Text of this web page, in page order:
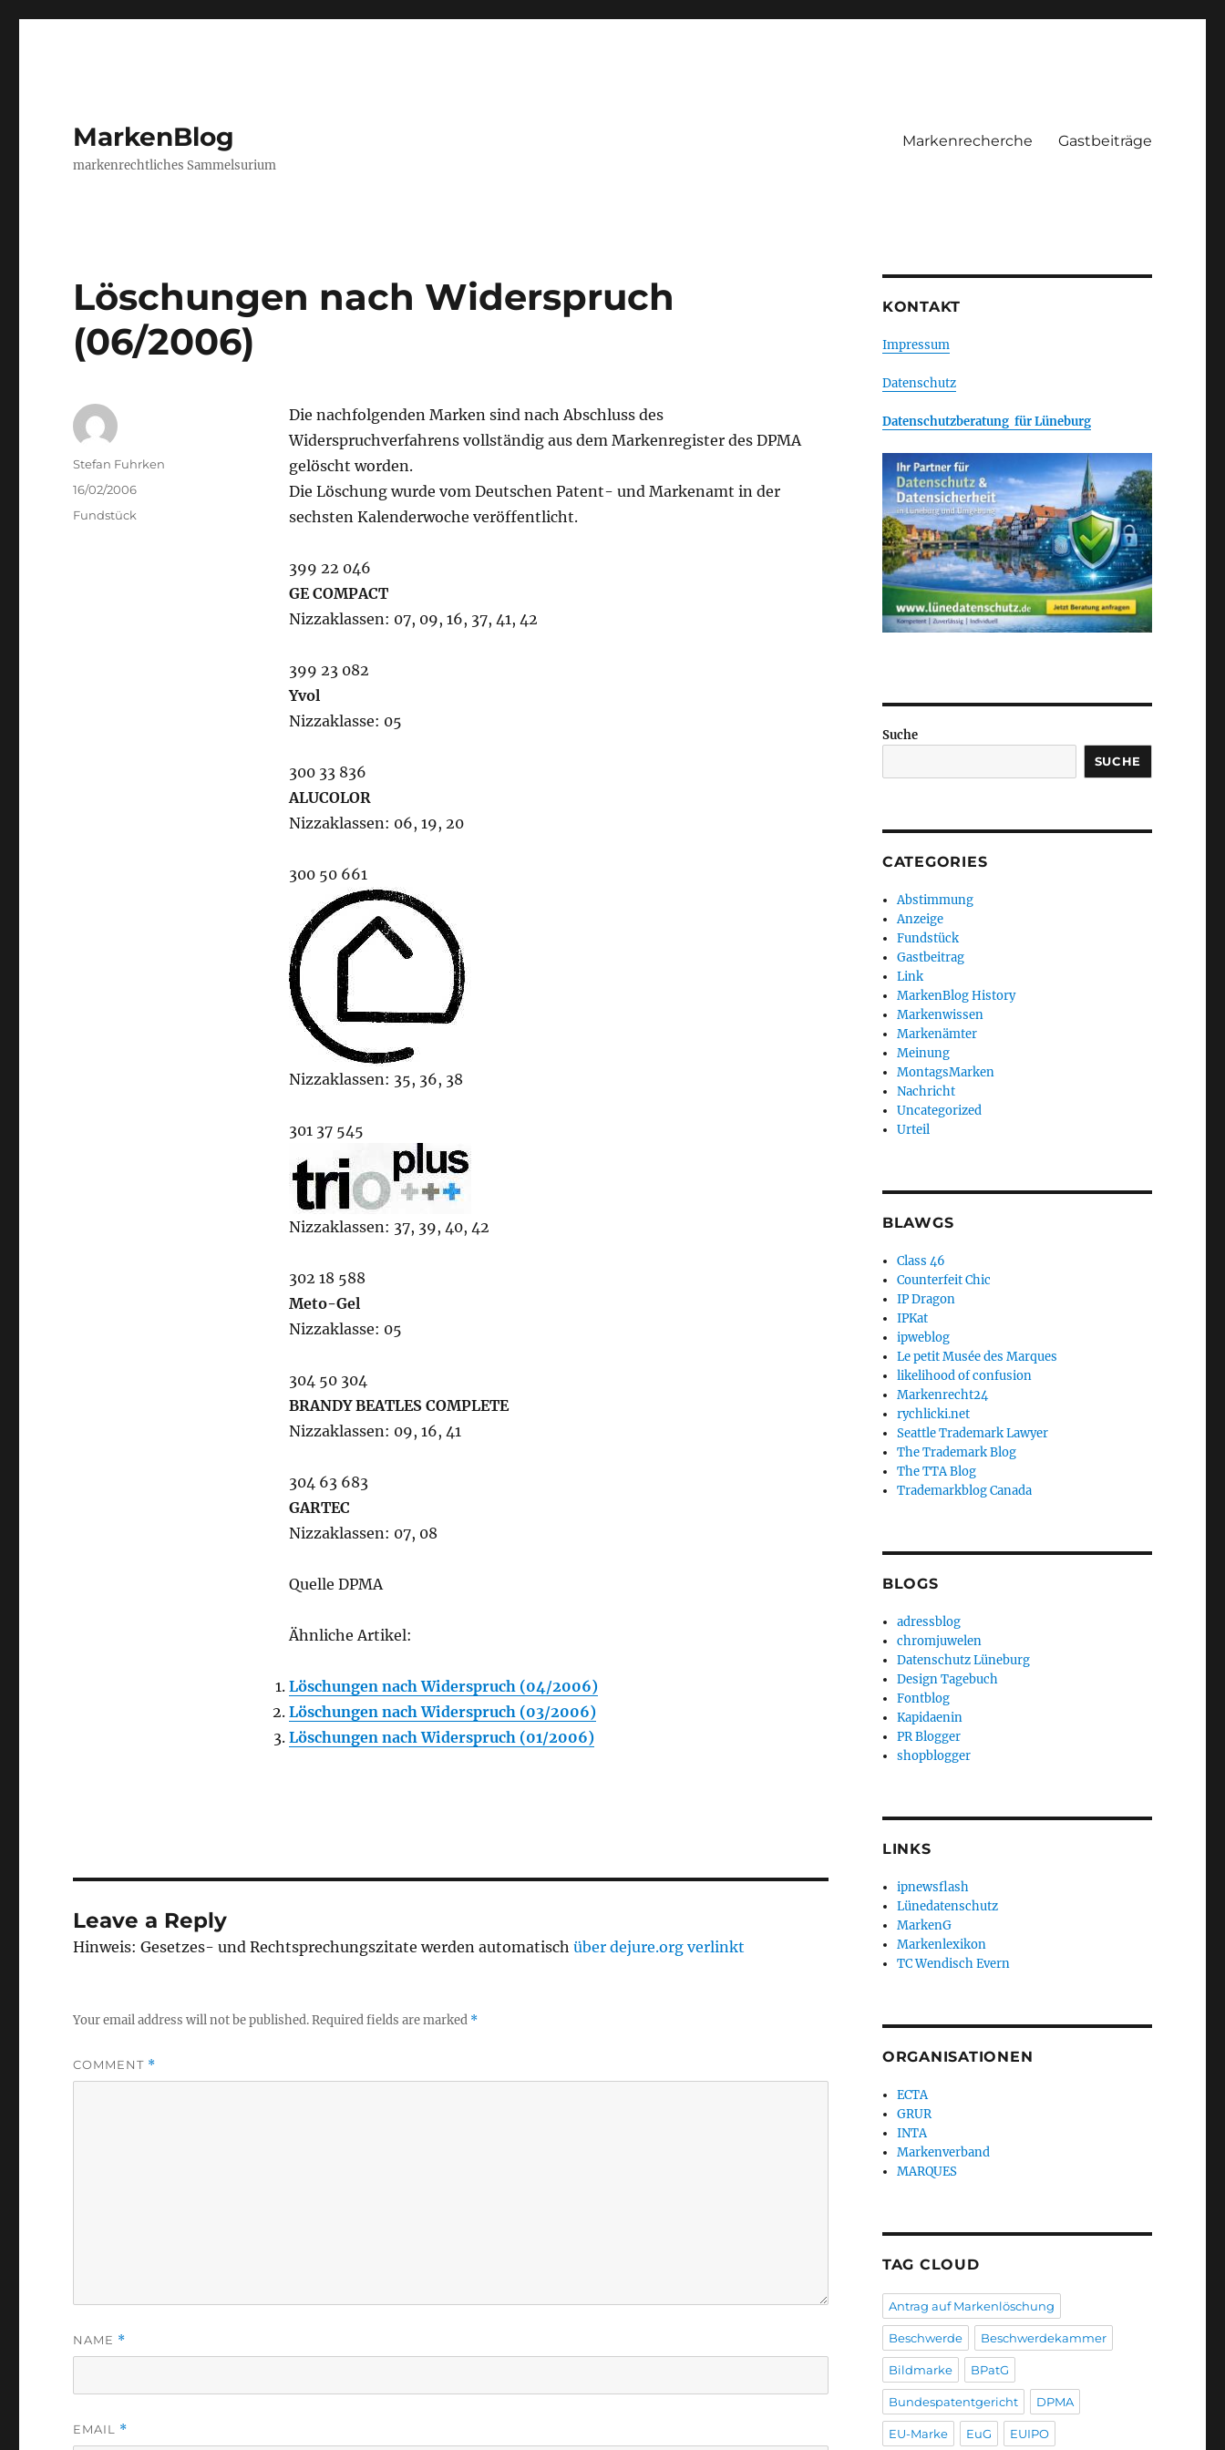
MarkenBlog
markenrechtliches Sammelsurium
Markenrecherche Gastbeiträge
Löschungen nach Widerspruch
(06/2006)
Die nachfolgenden Marken sind nach Abschluss des
Widerspruchverfahrens vollständig aus dem Markenregister des DPMA
gelöscht worden.
Die Löschung wurde vom Deutschen Patent- und Markenamt in der
sechsten Kalenderwoche veröffentlicht.
399 22 046
GE COMPACT
Nizzaklassen: 07, 09, 16, 37, 41, 42
399 23 082
Yvol
Nizzaklasse: 05
300 33 836
ALUCOLOR
Nizzaklassen: 06, 19, 20
300 50 661
Nizzaklassen: 35, 36, 38
301 37 545
Nizzaklassen: 37, 39, 40, 42
302 18 588
Meto-Gel
Nizzaklasse: 05
304 50 304
BRANDY BEATLES COMPLETE
Nizzaklassen: 09, 16, 41
304 63 683
GARTEC
Nizzaklassen: 07, 08
Quelle DPMA
Ähnliche Artikel:
Löschungen nach Widerspruch (04/2006)
Löschungen nach Widerspruch (03/2006)
Löschungen nach Widerspruch (01/2006)
Author
Stefan Fuhrken
Posted
16/02/2006
Categories
Fundstück
Leave a Reply
Hinweis: Gesetzes- und Rechtsprechungszitate werden automatischüber dejure.org verlinkt
Your email address will not be published.Required fields are marked *
COMMENT *
NAME *
EMAIL *
KONTAKT
Impressum
Datenschutz
Datenschutzberatung für Lüneburg
Suche
SUCHE
CATEGORIES
Abstimmung
Anzeige
Fundstück
Gastbeitrag
Link
MarkenBlog History
Markenwissen
Markenämter
Meinung
MontagsMarken
Nachricht
Uncategorized
Urteil
BLAWGS
Class 46
Counterfeit Chic
IP Dragon
IPKat
ipweblog
Le petit Musée des Marques
likelihood of confusion
Markenrecht24
rychlicki.net
Seattle Trademark Lawyer
The Trademark Blog
The TTA Blog
Trademarkblog Canada
BLOGS
adressblog
chromjuwelen
Datenschutz Lüneburg
Design Tagebuch
Fontblog
Kapidaenin
PR Blogger
shopblogger
LINKS
ipnewsflash
Lünedatenschutz
MarkenG
Markenlexikon
TC Wendisch Evern
ORGANISATIONEN
ECTA
GRUR
INTA
Markenverband
MARQUES
TAG CLOUD
Antrag auf Markenlöschung
Beschwerde Beschwerdekammer
Bildmarke BPatG
Bundespatentgericht DPMA
EU-Marke EuG EUIPO